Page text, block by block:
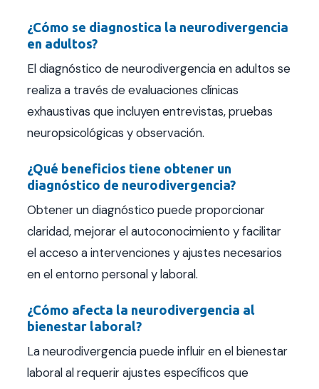
¿Cómo se diagnostica la neurodivergencia
en adultos?
El diagnóstico de neurodivergencia en adultos se
realiza a través de evaluaciones clínicas
exhaustivas que incluyen entrevistas, pruebas
neuropsicológicas y observación.
¿Qué beneficios tiene obtener un
diagnóstico de neurodivergencia?
Obtener un diagnóstico puede proporcionar
claridad, mejorar el autoconocimiento y facilitar
el acceso a intervenciones y ajustes necesarios
en el entorno personal y laboral.
¿Cómo afecta la neurodivergencia al
bienestar laboral?
La neurodivergencia puede influir en el bienestar
laboral al requerir ajustes específicos que